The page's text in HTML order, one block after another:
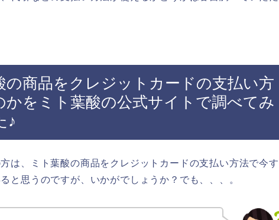
の商品をクレジットカードの支払い方
かをミト葉酸の公式サイトで調べてみ
♪
は、ミト葉酸の商品をクレジットカードの支払い方法で今す
と思うのですが、いかがでしょうか？でも、、、。